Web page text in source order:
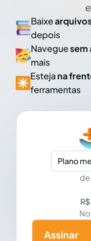
Baixe
depois
Naveguesem
mais
Esteja na
ferramentas
Plano
de
R$
Assinar